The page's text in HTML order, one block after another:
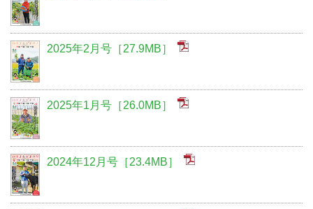
2025年2月号［27.9MB］
2025年1月号［26.0MB］
2024年12月号［23.4MB］